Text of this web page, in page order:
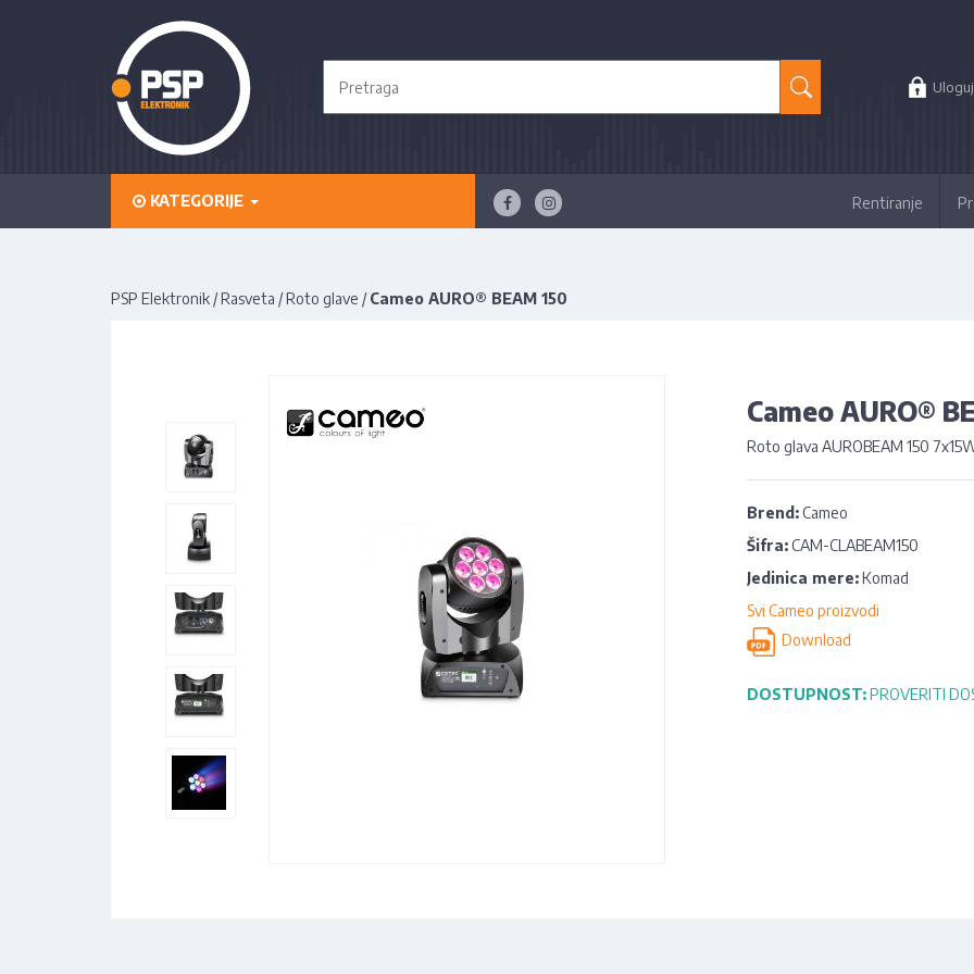
KATEGORIJE Rentiranje
PSP Elektronik /Rasveta /Roto glave / Cameo AURO® BEAM 150
Cameo AURO®
Roto glava AUROBEAM 150
Brend:Cameo
Šifra:CAM-CLABEAM150
Jedinica mere:Komad
Svi Cameo proizvodi
Download
DOSTUPNOST:PROVERITI